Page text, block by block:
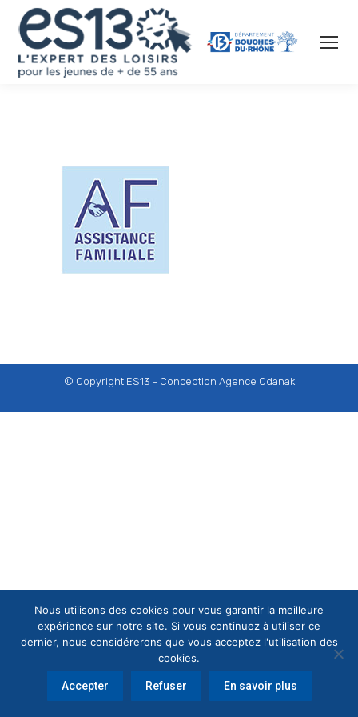
© Copyright ES13 - Conception Agence Odanak
Nous utilisons des cookies pour vous garantir la meilleure
expérience sur notre site. Si vous continuez à utiliser ce
dernier, nous considérerons que vous acceptez l'utilisation des
cookies.
Accepter Refuser En savoir plus